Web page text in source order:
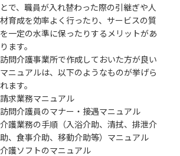
とで、職員が入れ替わった際の引継ぎや人
材育成を効率よく行ったり、サービスの質
を一定の水準に保ったりするメリットがあ
ります。
訪問介護事業所で作成しておいた方が良い
マニュアルは、以下のようなものが挙げら
れます。
請求業務マニュアル
訪問介護員のマナー・接遇マニュアル
介護業務の手順（入浴介助、清拭、排泄介
助、食事介助、移動介助等）マニュアル
介護ソフトのマニュアル